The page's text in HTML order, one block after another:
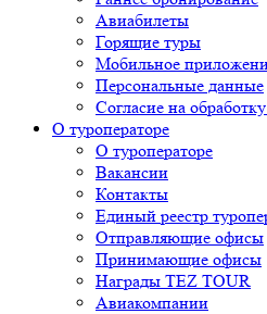
Авиабилеты
Горящие туры
Мобильное
Персональные данные
Согласие на
О туроператоре
О туроператоре
Вакансии
Контакты
Единый реестр
Отправляющие офисы
Принимающие офисы
Награды TEZ TOUR
Авиакомпании